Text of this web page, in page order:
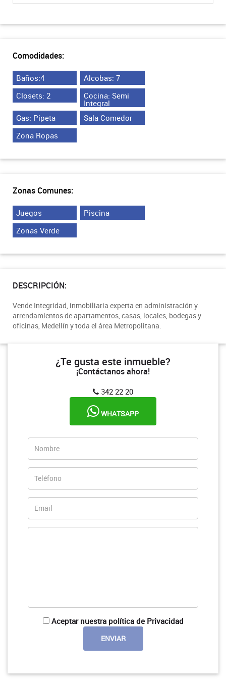
Comodidades:
Baños:4
Alcobas: 7
Closets: 2
Cocina: Semi
Integral
Gas: Pipeta
Sala Comedor
Zona Ropas
Zonas Comunes:
Juegos
Piscina
Zonas Verde
DESCRIPCIÓN:
Vende Integridad, inmobiliaria experta en administración y
arrendamientos de apartamentos, casas, locales, bodegas y
oficinas, Medellín y toda el área Metropolitana.
¿Te gusta este inmueble?
¡Contáctanos ahora!
342 22 20
WHATSAPP
Aceptar nuestra política de Privacidad